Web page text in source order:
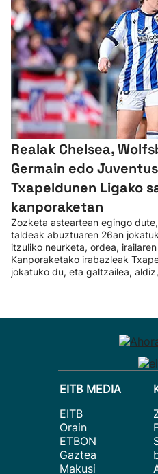
Realak Chelsea,
Germain edo
Txapeldunen Ligako
kanporaketan
Zozketa asteartean egingo
taldeak abuztuaren 26an
itzuliko neurketa, ordea,
Kanporaketako irabazleak
jokatuko du, eta galtzailea,
EITB MEDIA
EITB
Orain
ETBON
Gaztea
Makusi